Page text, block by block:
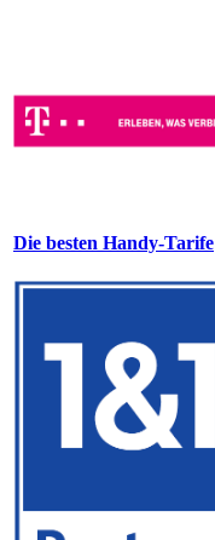
Die besten Handy-Tarife